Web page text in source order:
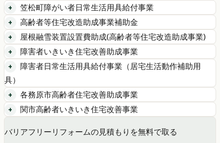
笠松町障がい者日常生活用具給付事業
高齢者等住宅改造助成事業補助金
屋根融雪装置設置費助成(高齢者等住宅改造助成事業)
障害者いきいき住宅改善助成事業
障害者日常生活用具給付事業（居宅生活動作補助用
具）
各務原市高齢者住宅改善助成事業
関市高齢者いきいき住宅改善事業
バリアフリーリフォームの見積もりを無料で取る